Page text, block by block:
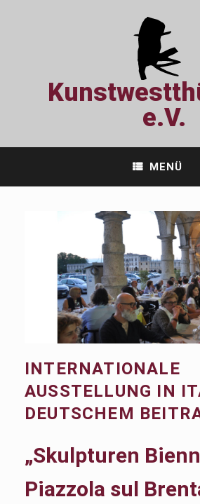
e.V.
MENÜ
INTERNATIONALE
AUSSTELLUNG IN
DEUTSCHEM
„Skulpturen
Piazzola sul